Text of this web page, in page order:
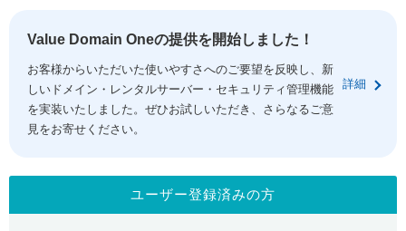
ドメイン移管
ドメイン価格一覧
ドメイン一括検索
.jpドメインオークション
gTLDオークション NEW!
コアサーバー
バリューサーバー
XREA
セキュリティトップ
Value Domain ネットde診断
SSL証明書
サービストップ
お得意様割引
facebook
Value Domain Oneの提供を開始しました！
お客様からいただいた使いやすさへのご要望を反映し、新
しいドメイン・レンタルサーバー・セキュリティ管理機能
を実装いたしました。ぜひお試しいただき、さらなるご意
見をお寄せください。
詳細
ユーザー登録済みの方